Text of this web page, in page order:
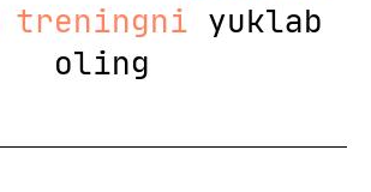
treningni yuklab
oling